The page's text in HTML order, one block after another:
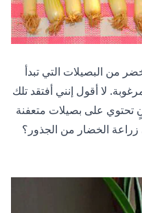
من البصيلات التي تبدأ
لا أقول إنني أفتقد تلك
تحتوي على بصيلات متعفنة
الخضار من الجذور؟